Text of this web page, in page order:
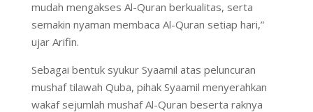
mudah mengakses Al-Quran berkualitas, serta
semakin nyaman membaca Al-Quran setiap hari,”
ujar Arifin.
Sebagai bentuk syukur Syaamil atas peluncuran
mushaf tilawah Quba, pihak Syaamil menyerahkan
wakaf sejumlah mushaf Al-Quran beserta raknya